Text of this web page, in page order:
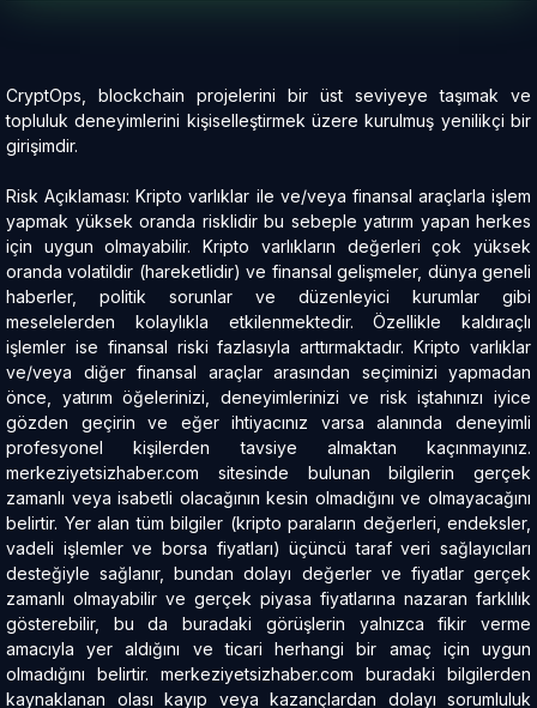
CryptOps, blockchain projelerini bir üst seviyeye taşımak ve
topluluk deneyimlerini kişiselleştirmek üzere kurulmuş yenilikçi bir
girişimdir.
Risk Açıklaması: Kripto varlıklar ile ve/veya finansal araçlarla işlem
yapmak yüksek oranda risklidir bu sebeple yatırım yapan herkes
için uygun olmayabilir. Kripto varlıkların değerleri çok yüksek
oranda volatildir (hareketlidir) ve finansal gelişmeler, dünya geneli
haberler, politik sorunlar ve düzenleyici kurumlar gibi
meselelerden kolaylıkla etkilenmektedir. Özellikle kaldıraçlı
işlemler ise finansal riski fazlasıyla arttırmaktadır. Kripto varlıklar
ve/veya diğer finansal araçlar arasından seçiminizi yapmadan
önce, yatırım öğelerinizi, deneyimlerinizi ve risk iştahınızı iyice
gözden geçirin ve eğer ihtiyacınız varsa alanında deneyimli
profesyonel kişilerden tavsiye almaktan kaçınmayınız.
merkeziyetsizhaber.com sitesinde bulunan bilgilerin gerçek
zamanlı veya isabetli olacağının kesin olmadığını ve olmayacağını
belirtir. Yer alan tüm bilgiler (kripto paraların değerleri, endeksler,
vadeli işlemler ve borsa fiyatları) üçüncü taraf veri sağlayıcıları
desteğiyle sağlanır, bundan dolayı değerler ve fiyatlar gerçek
zamanlı olmayabilir ve gerçek piyasa fiyatlarına nazaran farklılık
gösterebilir, bu da buradaki görüşlerin yalnızca fikir verme
amacıyla yer aldığını ve ticari herhangi bir amaç için uygun
olmadığını belirtir. merkeziyetsizhaber.com buradaki bilgilerden
kaynaklanan olası kayıp veya kazançlardan dolayı sorumluluk